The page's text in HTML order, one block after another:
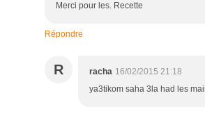
Merci pour les. Recette
Répondre
R racha 16/02/2015 21:18
ya3tikom saha 3la had les